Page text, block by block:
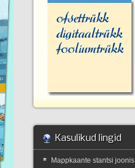
Kasulikud lingid
Mappkaante stantsi joonis